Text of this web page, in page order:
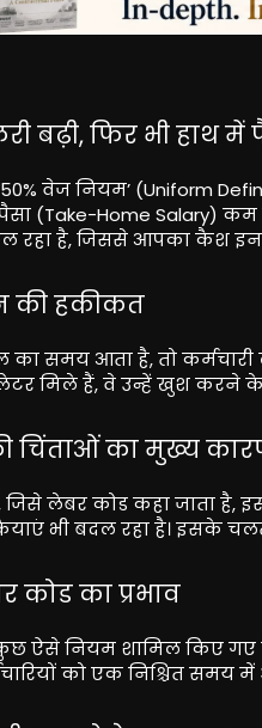
बढ़ी, फिर भी हाथ
वेज नियम’ (Uniform
(Take-Home Salary)
रहा है, जिससे आपका कैश
की हकीकत
का समय आता है, तो कर्मचारी
मिले हैं, वे उन्हें खुश करने के
चिंताओं का मुख्य
जिसे लेबर कोड कहा जाता है,
भी बदल रहा है। इसके
का प्रभाव
ऐसे नियम शामिल किए गए हैं
को एक निश्चित समय